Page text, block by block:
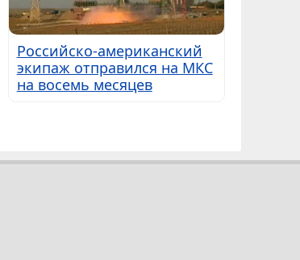
Российско-американский
экипаж отправился на МКС
на восемь месяцев